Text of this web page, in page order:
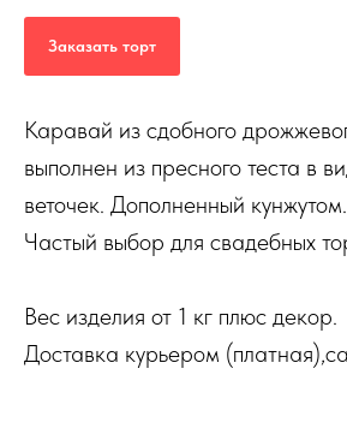
Заказать торт
Каравай из сдобного
выполнен из пресного теста в
веточек. Дополненный кунжутом.
Частый выбор для свадебных
Вес изделия от 1 кг плюс декор.
Доставка курьером